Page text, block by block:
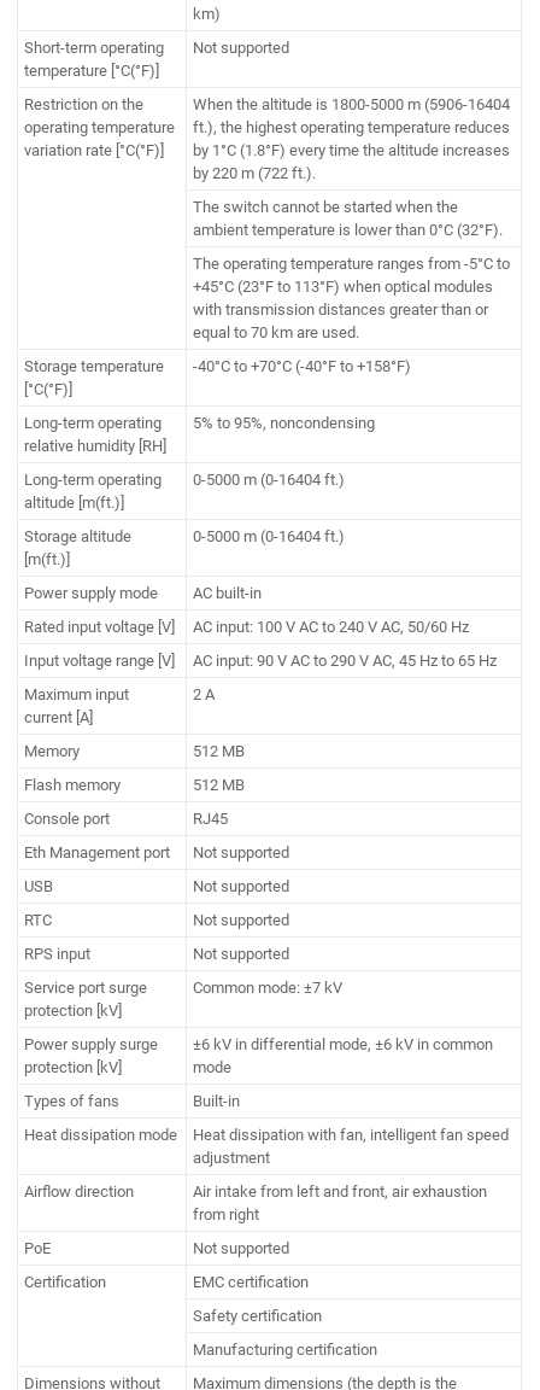
km)
Short-term operating
temperature [°C(°F)]
Not supported
Restriction on the
operating temperature
variation rate [°C(°F)]
When the altitude is 1800-5000 m (5906-16404
ft.), the highest operating temperature reduces
by 1°C (1.8°F) every time the altitude increases
by 220 m (722 ft.).
The switch cannot be started when the
ambient temperature is lower than 0°C (32°F).
The operating temperature ranges from -5°C to
+45°C (23°F to 113°F) when optical modules
with transmission distances greater than or
equal to 70 km are used.
Storage temperature
[°C(°F)]
-40°C to +70°C (-40°F to +158°F)
Long-term operating
relative humidity [RH]
5% to 95%, noncondensing
Long-term operating
altitude [m(ft.)]
0-5000 m (0-16404 ft.)
Storage altitude
[m(ft.)]
0-5000 m (0-16404 ft.)
Power supply mode
AC built-in
Rated input voltage [V]
AC input: 100 V AC to 240 V AC, 50/60 Hz
Input voltage range [V]
AC input: 90 V AC to 290 V AC, 45 Hz to 65 Hz
Maximum input
current [A]
2 A
Memory
512 MB
Flash memory
512 MB
Console port
RJ45
Eth Management port
Not supported
USB
Not supported
RTC
Not supported
RPS input
Not supported
Service port surge
protection [kV]
Common mode: ±7 kV
Power supply surge
protection [kV]
±6 kV in differential mode, ±6 kV in common
mode
Types of fans
Built-in
Heat dissipation mode
Heat dissipation with fan, intelligent fan speed
adjustment
Airflow direction
Air intake from left and front, air exhaustion
from right
PoE
Not supported
Certification
EMC certification
Safety certification
Manufacturing certification
Dimensions without
Maximum dimensions (the depth is the